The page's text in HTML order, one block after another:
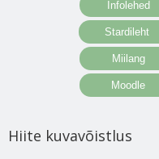
Hiite kuvavõistlus